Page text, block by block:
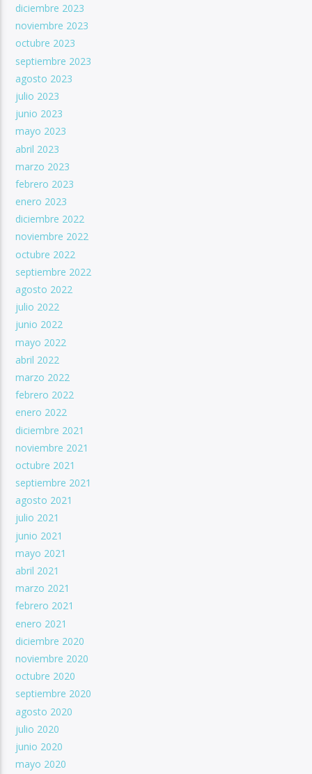
diciembre 2023
noviembre 2023
octubre 2023
septiembre 2023
agosto 2023
julio 2023
junio 2023
mayo 2023
abril 2023
marzo 2023
febrero 2023
enero 2023
diciembre 2022
noviembre 2022
octubre 2022
septiembre 2022
agosto 2022
julio 2022
junio 2022
mayo 2022
abril 2022
marzo 2022
febrero 2022
enero 2022
diciembre 2021
noviembre 2021
octubre 2021
septiembre 2021
agosto 2021
julio 2021
junio 2021
mayo 2021
abril 2021
marzo 2021
febrero 2021
enero 2021
diciembre 2020
noviembre 2020
octubre 2020
septiembre 2020
agosto 2020
julio 2020
junio 2020
mayo 2020